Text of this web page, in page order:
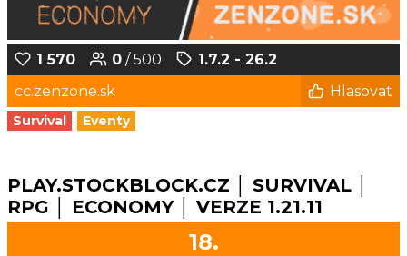
1 570 0 / 500
1.7.2 - 26.2
cc.zenzone.sk
Hlasovat
Survival Eventy
PLAY.STOCKBLOCK.CZ │ SURVIVAL │
RPG │ ECONOMY │ VERZE 1.21.11
18.